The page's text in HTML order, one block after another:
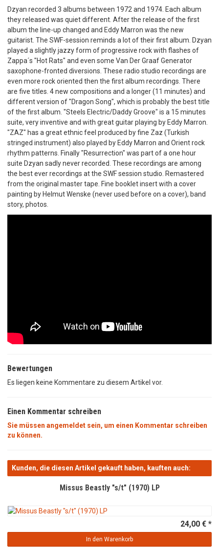
Dzyan recorded 3 albums between 1972 and 1974. Each album
they released was quiet different. After the release of the first
album the line-up changed and Eddy Marron was the new
guitarist. The SWF-session reminds a lot of their first album. Dzyan
played a slightly jazzy form of progressive rock with flashes of
Zappa´s "Hot Rats" and even some Van Der Graaf Generator
saxophone-fronted diversions. These radio studio recordings are
even more rock oriented then the first album recordings. There
are five titles. 4 new compositions and a longer (11 minutes) and
different version of "Dragon Song", which is probably the best title
of the first album. "Steels Electric/Daddy Groove" is a 15 minutes
suite, very inventive and with great guitar playing by Eddy Marron.
"ZAZ" has a great ethnic feel produced by fine Zaz (Turkish
stringed instrument) also played by Eddy Marron and Orient rock
rhythm patterns. Finally "Resurrection" was part of a one hour
suite Dzyan sadly never recorded. These recordings are among
the best ever recordings at the SWF session studio. Remastered
from the original master tape. Fine booklet insert with a cover
painting by Helmut Wenske (never used before on a cover), band
story, photos.
Bewertungen
Es liegen keine Kommentare zu diesem Artikel vor.
Einen Kommentar schreiben
Sie müssen angemeldet sein, um einen Kommentar schreiben
zu können.
Kunden, die diesen Artikel gekauft haben, kauften auch:
Missus Beastly "s/t" (1970) LP
24,00 € *
In den Warenkorb